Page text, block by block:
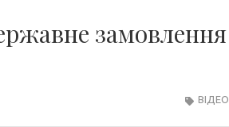
замовлення
ВІДЕО